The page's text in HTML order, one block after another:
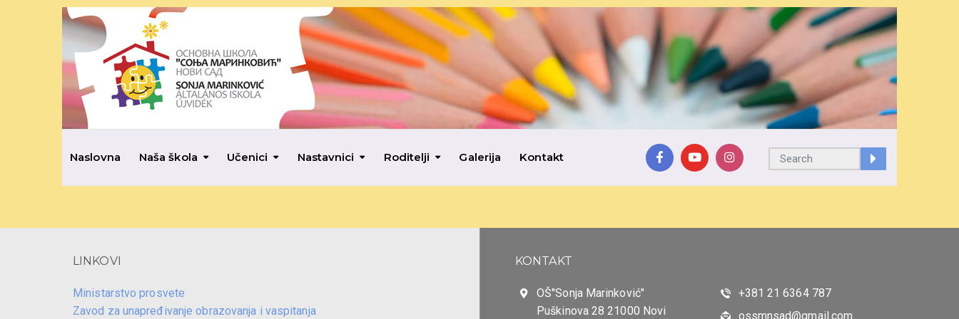
Naslovna Naša škola Učenici Nastavnici Roditelji Galerija Kontakt
LINKOVI
Ministarstvo prosvete
Zavod za unapređivanje obrazovanja i vaspitanja
KONTAKT
OŠ"Sonja Marinković"
Puškinova 28 21000 Novi
+381 21 6364 787
ossmnsad@gmail.com